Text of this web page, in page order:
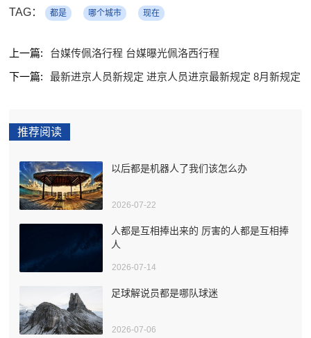
TAG： 都是 哪个城市 现在
上一篇:
台媒传佩洛行程 台媒曝光佩洛西行程
下一篇:
最新进京人员新规定 进京人员进京最新规定 8月新规定
推荐阅读
以后都是机器人了我们该怎么办
2026-07-22
人都是互相捧出来的 厉害的人都是互相捧
人
2026-07-14
足球解说员都是哪队球迷
2026-07-06